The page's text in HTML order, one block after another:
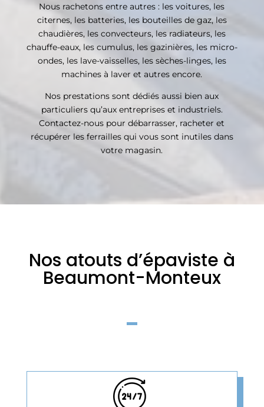
Nous rachetons entre autres : les voitures, les
citernes, les batteries, les bouteilles de gaz, les
chaudières, les convecteurs, les radiateurs, les
chauffe-eaux, les cumulus, les gazinières, les micro-
ondes, les lave-vaisselles, les sèches-linges, les
machines à laver et autres encore.
Nos prestations sont dédiés aussi bien aux
particuliers qu’aux entreprises et industriels.
Contactez-nous pour débarrasser, racheter et
récupérer les ferrailles qui vous sont inutiles dans
votre magasin.
Nos atouts d’épaviste à
Beaumont-Monteux